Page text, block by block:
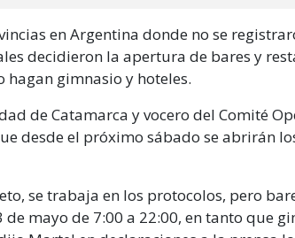
en Argentina donde no se
decidieron la apertura de bares y
hagan gimnasio y hoteles.
de Catamarca y vocero del Comité
desde el próximo sábado se abrirán
se trabaja en los protocolos, pero
mayo de 7:00 a 22:00, en tanto que